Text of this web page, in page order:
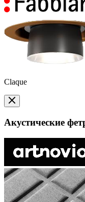
Claque
Акустические